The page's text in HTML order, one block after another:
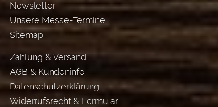
Newsletter
Unsere Messe-Termine
Sitemap
Zahlung & Versand
AGB & Kundeninfo
Datenschutzerklärung
Widerrufsrecht & Formular